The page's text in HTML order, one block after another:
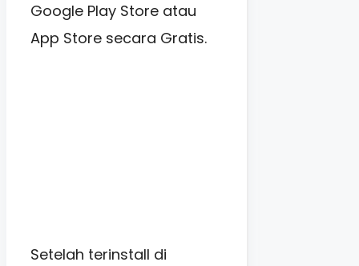
Google Play Store atau
App Store secara Gratis.
Setelah terinstall di